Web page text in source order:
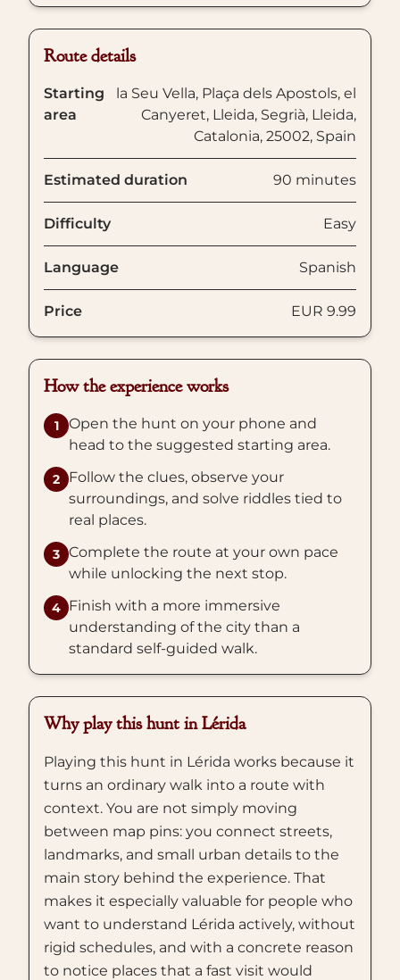
Route details
Starting
area
la Seu Vella, Plaça dels Apostols, el
Canyeret, Lleida, Segrià, Lleida,
Catalonia, 25002, Spain
Estimated duration 90 minutes
Difficulty Easy
Language Spanish
Price EUR 9.99
How the experience works
1
Open the hunt on your phone and
head to the suggested starting area.
2
Follow the clues, observe your
surroundings, and solve riddles tied to
real places.
3 Complete the route at your own pace
while unlocking the next stop.
4 Finish with a more immersive
understanding of the city than a
standard self-guided walk.
Why play this hunt in Lérida
Playing this hunt in Lérida works because it
turns an ordinary walk into a route with
context. You are not simply moving
between map pins: you connect streets,
landmarks, and small urban details to the
main story behind the experience. That
makes it especially valuable for people who
want to understand Lérida actively, without
rigid schedules, and with a concrete reason
to notice places that a fast visit would